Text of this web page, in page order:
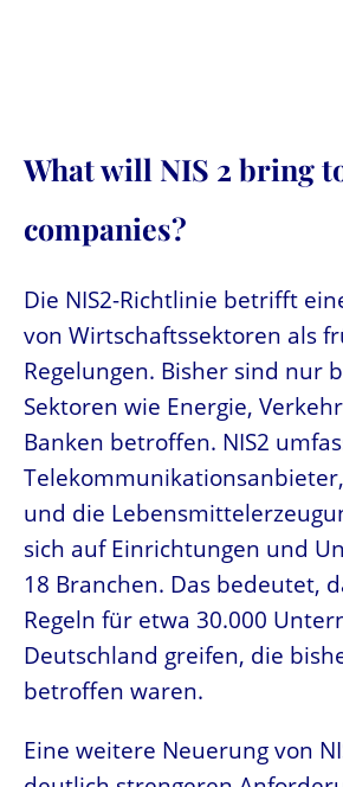
What will NIS 2 bring
companies?
Die NIS2-Richtlinie betrifft
von Wirtschaftssektoren als
Regelungen. Bisher sind nur
Sektoren wie Energie,
Banken betroffen. NIS2
und die
sich auf Einrichtungen und
18 Branchen. Das bedeutet,
Regeln für etwa 30.000
Deutschland greifen, die
betroffen waren.
Eine weitere Neuerung von